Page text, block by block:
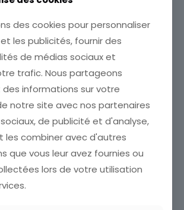
DE LA
CAVAIGNAC
CPA EL HAMMAM VUE DU
POSTE EN BAS DU
des cookies pour personnaliser
les publicités, fournir des
de médias sociaux et
trafic. Nous partageons
informations sur votre
notre site avec nos partenaires
de publicité et d'analyse,
les combiner avec d'autres
que vous leur avez fournies ou
lors de votre utilisation